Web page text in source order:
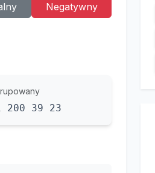
Negatywny
200 39 23